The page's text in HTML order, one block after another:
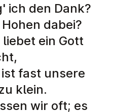
ich den Dank?
dabei?
ein Gott
fast unsere
klein.
wir oft; es